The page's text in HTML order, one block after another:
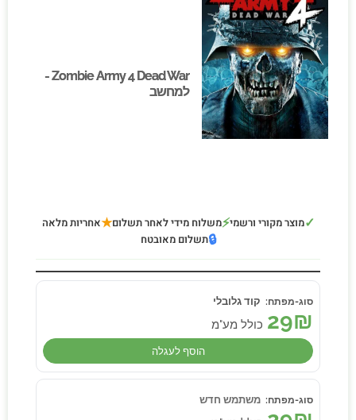
Zombie Army 4 Dead War -
למחשב
Zombie Army 4 Dead War -
למחשב
✓מוצר מקורי ורשמי⚡משלוח מידי לאחר תשלום★אחריות מלאה
🔒תשלום מאובטח
קוד גלובלי
29₪ כולל מע"מ
הוסף לעגלה
משתמש חדש